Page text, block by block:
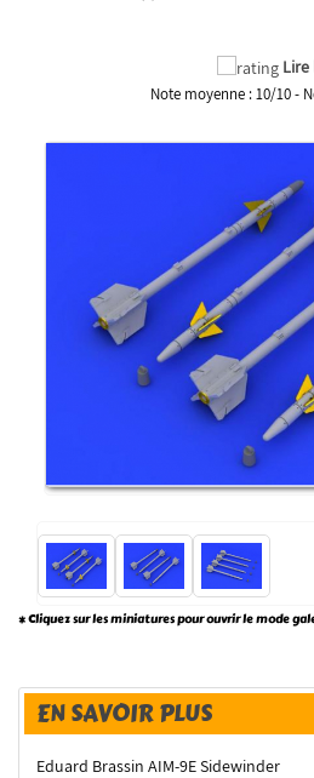
Lire
Note moyenne :10/10-
* Cliquez sur les miniatures pour ouvrir le mode
EN SAVOIR PLUS
Eduard Brassin AIM-9E Sidewinder